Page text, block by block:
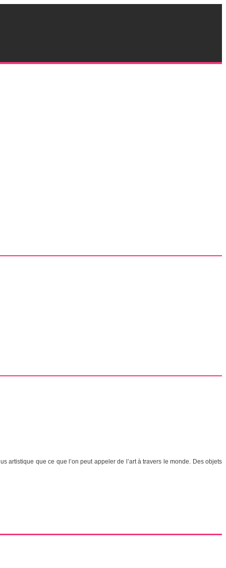
artistique que ce que l’on peut appeler de l’art à travers le monde. Des objets